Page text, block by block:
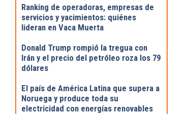
Ranking de operadoras, empresas de
servicios y yacimientos: quiénes
lideran en Vaca Muerta
Donald Trump rompió la tregua con
Irán y el precio del petróleo roza los 79
dólares
El país de América Latina que supera a
Noruega y produce toda su
electricidad con energías renovables